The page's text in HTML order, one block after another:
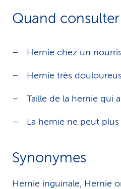
Quand
Hernie chez un
Hernie très
Taille de la hernie qui
La hernie ne peut
Synonymes
Hernie inguinale, Hernie